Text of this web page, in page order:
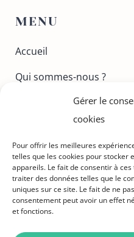
Gérer le
cookies
Pour offrir les meilleures
telles que les cookies pour stocker
appareils. Le fait de consentir à
traiter des données telles que le
uniques sur ce site. Le fait de ne
consentement peut avoir un effet
et fonctions.
MENU
Accueil
Qui sommes-nous ?
Nous contacter
Adhérer